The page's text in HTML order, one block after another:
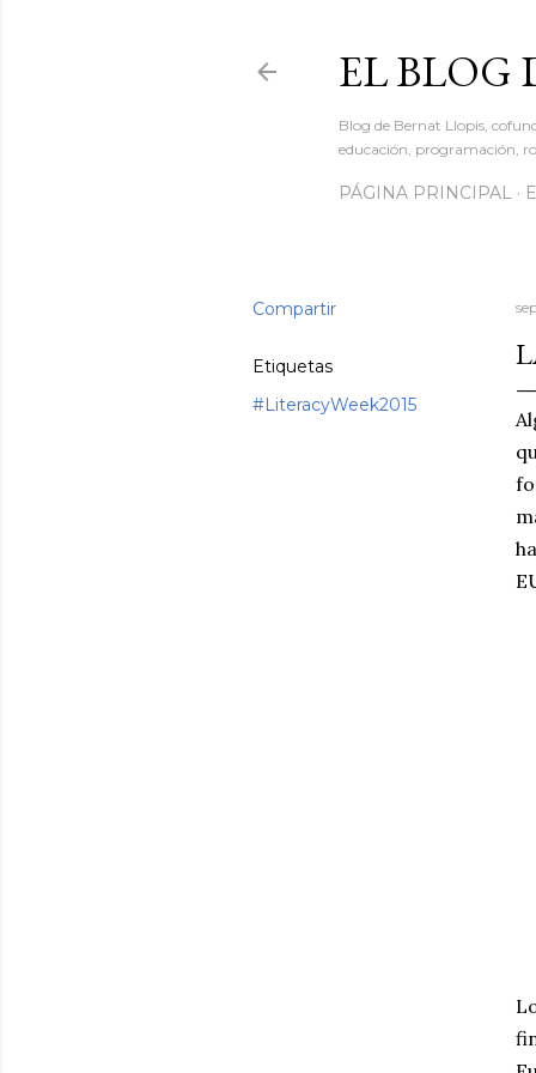
EL BLOG
Blog de Bernat Llopis,
educación, programación,
PÁGINA PRINCIPAL
Compartir
Etiquetas
#LiteracyWeek2015